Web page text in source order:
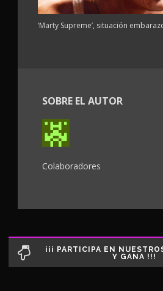
‘Marty Supreme’, situación
SOBRE EL AUTOR
Colaboradores
¡¡¡ PARTICIPA EN
Y GANA !!!